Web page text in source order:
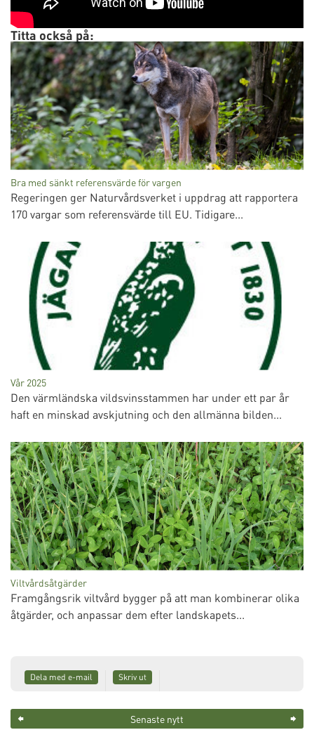
Titta också på:
Bra med sänkt referensvärde för vargen
Regeringen ger Naturvårdsverket i uppdrag att rapportera
170 vargar som referensvärde till EU. Tidigare...
Vår 2025
Den värmländska vildsvinsstammen har under ett par år
haft en minskad avskjutning och den allmänna bilden...
Viltvårdsåtgärder
Framgångsrik viltvård bygger på att man kombinerar olika
åtgärder, och anpassar dem efter landskapets...
Dela med e-mail Skriv ut
Senaste nytt